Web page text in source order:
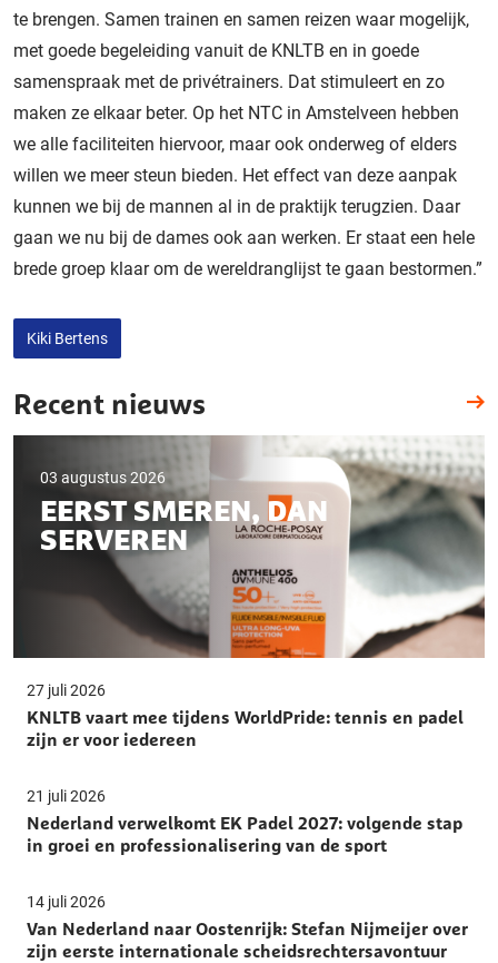
te brengen. Samen trainen en samen reizen waar mogelijk,
met goede begeleiding vanuit de KNLTB en in goede
samenspraak met de privétrainers. Dat stimuleert en zo
maken ze elkaar beter. Op het NTC in Amstelveen hebben
we alle faciliteiten hiervoor, maar ook onderweg of elders
willen we meer steun bieden. Het effect van deze aanpak
kunnen we bij de mannen al in de praktijk terugzien. Daar
gaan we nu bij de dames ook aan werken. Er staat een hele
brede groep klaar om de wereldranglijst te gaan bestormen.”
Kiki Bertens
Recent nieuws
03 augustus 2026
EERST SMEREN, DAN
SERVEREN
27 juli 2026
KNLTB vaart mee tijdens WorldPride: tennis en padel
zijn er voor iedereen
21 juli 2026
Nederland verwelkomt EK Padel 2027: volgende stap
in groei en professionalisering van de sport
14 juli 2026
Van Nederland naar Oostenrijk: Stefan Nijmeijer over
zijn eerste internationale scheidsrechtersavontuur